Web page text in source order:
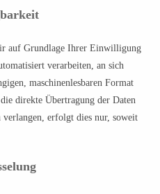
auf Grundlage Ihrer Einwilligung
verarbeiten, an sich
maschinenlesbaren Format
direkte Übertragung der Daten
verlangen, erfolgt dies nur, soweit